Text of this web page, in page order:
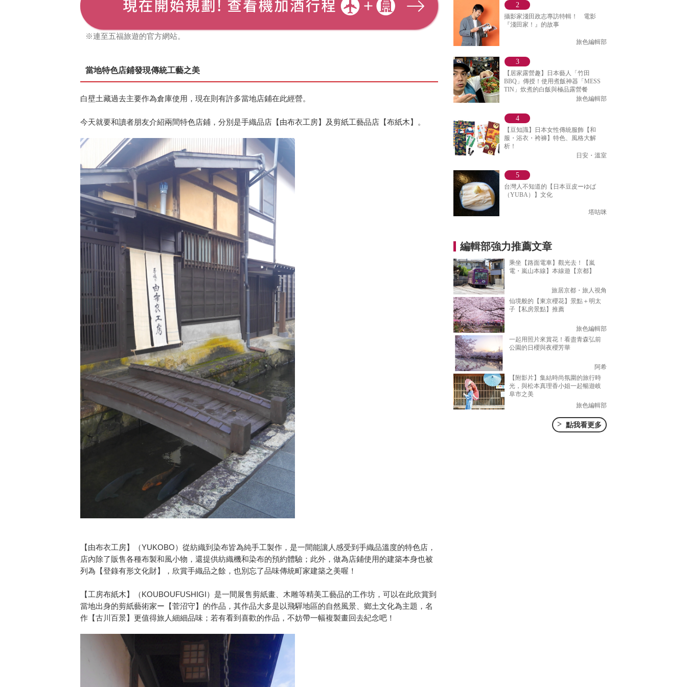
※連至五福旅遊的官方網站。
當地特色店鋪發現傳統工藝之美
白壁土藏過去主要作為倉庫使用，現在則有許多當地店鋪在此經營。
今天就要和讀者朋友介紹兩間特色店鋪，分別是手織品店【由布衣工房】及剪紙工藝品店【布紙木】。
【由布衣工房】（YUKOBO）從紡織到染布皆為純手工製作，是一間能讓人感受到手織品溫度的特色店，
店內除了販售各種布製和風小物，還提供紡織機和染布的預約體驗；此外，做為店鋪使用的建築本身也被
列為【登錄有形文化財】，欣賞手織品之餘，也別忘了品味傳統町家建築之美喔！
【工房布紙木】（KOUBOUFUSHIGI）是一間展售剪紙畫、木雕等精美工藝品的工作坊，可以在此欣賞到
當地出身的剪紙藝術家ー【菅沼守】的作品，其作品大多是以飛驒地區的自然風景、鄉土文化為主題，名
作【古川百景】更值得旅人細細品味；若有看到喜歡的作品，不妨帶一幅複製畫回去紀念吧！
攝影家淺田政志專訪特輯！ 電影
『淺田家！』的故事
旅色編輯部
【居家露營趣】日本藝人「竹田
BBQ」傳授！使用煮飯神器「MESS
TIN」炊煮的白飯與極品露營餐
旅色編輯部
【豆知識】日本女性傳統服飾【和
服・浴衣・袴褲】特色、風格大解
析！
日安・溫室
台灣人不知道的【日本豆皮ーゆば
（YUBA）】文化
塔咕咪
編輯部強力推薦文章
乘坐【路面電車】觀光去！【嵐
電・嵐山本線】本線遊【京都】
旅居京都・旅人視角
仙境般的【東京櫻花】景點＋明太
子【私房景點】推薦
旅色編輯部
一起用照片來賞花！看盡青森弘前
公園的日櫻與夜櫻芳華
阿希
【附影片】集結時尚氛圍的旅行時
光，與松本真理香小姐一起暢遊岐
阜市之美
旅色編輯部
> 點我看更多